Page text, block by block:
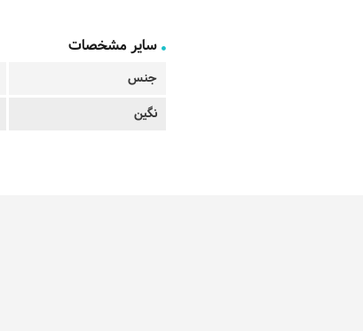
سایر مشخصات
جنس
نگین